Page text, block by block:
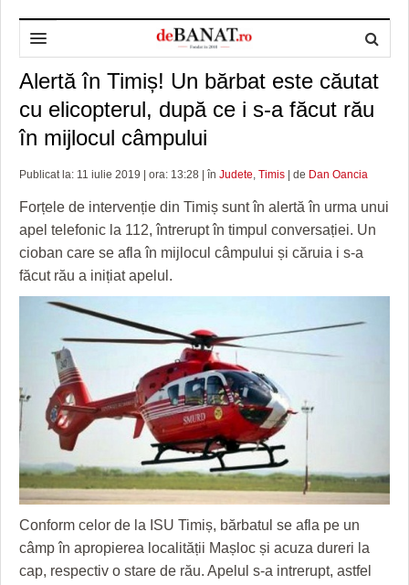
HOME
DESPRE NOI
REDACȚIA DEBANAT
POLITICA DE CONFIDENȚIALITATE
ADMINISTRAȚIE
PRIMĂRIA TIMIŞOARA
PREFECTURA TIMIŞ
POLITICĂ
POLI TIMISOARA
ALTE SPORTURI
OPINII
DOSARELE DEBANAT
ETICA LUCIDITĂȚII ASISTATE
JURNAL DE CAMPANIE
ZÂMBETE AMARE
GRĂDINA TAICII DOMNULUI
ZIARISTU’ DE TERASĂ
CU OIŞTEA-N KIERKEGAARD
FINANŢĂRI DE LA A LA Z
PE SURSE
TIMP LIBER
ULTRAMARIN VA RECOMANDA
CULTURA
CRONICĂ DE FILM
UNDE MERGEM
FILME DOCUMENTARE
CLIPURI VIDEO
JOCURI ONLINE
ECONOMIC
AFACERI
SĂNĂTATE
MAI MULTE
ACCIDENTE
ANUNŢURI
INFO SI UTILE
CULTURA
INVATAMANT
Alertă în Timiș! Un bărbat este căutat
cu elicopterul, după ce i s-a făcut rău
în mijlocul câmpului
Publicat la: 11 iulie 2019 | ora: 13:28 | în Judete, Timis | de Dan Oancia
Forțele de intervenție din Timiș sunt în alertă în urma unui
apel telefonic la 112, întrerupt în timpul conversației. Un
cioban care se afla în mijlocul câmpului și căruia i s-a
făcut rău a inițiat apelul.
Conform celor de la ISU Timiș, bărbatul se afla pe un
câmp în apropierea localității Mașloc și acuza dureri la
cap, respectiv o stare de rău. Apelul s-a intrerupt, astfel